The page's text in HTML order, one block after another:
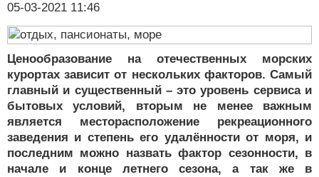
05-03-2021 11:46
Ценообразование на отечественных морских
курортах зависит от нескольких факторов. Самый
главный и существенный – это уровень сервиса и
бытовых условий, вторым не менее важным
является месторасположение рекреационного
заведения и степень его удалённости от моря, и
последним можно назвать фактор сезонности, в
начале и конце летнего сезона, а так же в